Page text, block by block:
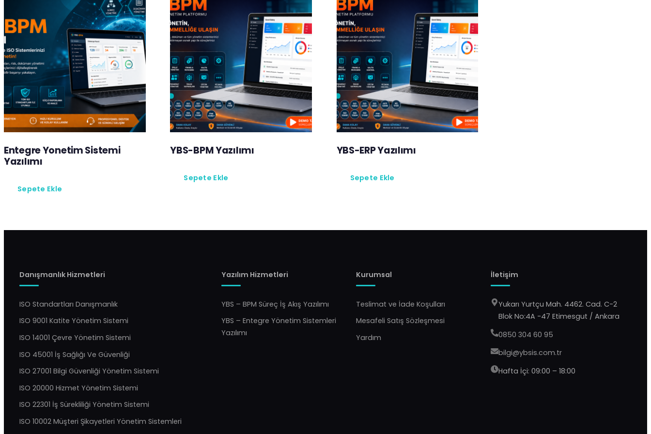
Entegre Yonetim Sistemi
Yazılımı
Sepete Ekle
YBS-BPM Yazılımı
Sepete Ekle
YBS-ERP Yazılımı
Sepete Ekle
Danışmanlık Hizmetleri
ISO Standartları Danışmanlık
ISO 9001 Katite Yönetim Sistemi
ISO 14001 Çevre Yönetim Sistemi
ISO 45001 İş Sağlığı Ve Güvenliği
ISO 27001 Bilgi Güvenliği Yönetim Sistemi
ISO 20000 Hizmet Yönetim Sistemi
ISO 22301 İş Sürekliliği Yönetim Sistemi
ISO 10002 Müşteri Şikayetleri Yönetim Sistemleri
Yazılım Hizmetleri
YBS – BPM Süreç İş Akış Yazılımı
YBS – Entegre Yönetim Sistemleri
Yazılımı
Kurumsal
Teslimat ve İade Koşulları
Mesafeli Satış Sözleşmesi
Yardım
İletişim
Yukarı Yurtçu Mah. 4462. Cad. C-2
Blok No:4A -47 Etimesgut / Ankara
0850 304 60 95
bilgi@ybsis.com.tr
Hafta İçi: 09:00 – 18:00
YBS Destek
Genellikle birkaç dakika içinde yanıtlıyoruz